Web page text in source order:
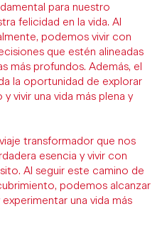
para nuestro
felicidad en la vida. Al
podemos vivir con
que estén alineadas
más profundos. Además, el
la oportunidad de explorar
vivir una vida más plena y
transformador que nos
esencia y vivir con
Al seguir este camino de
podemos alcanzar
una vida más